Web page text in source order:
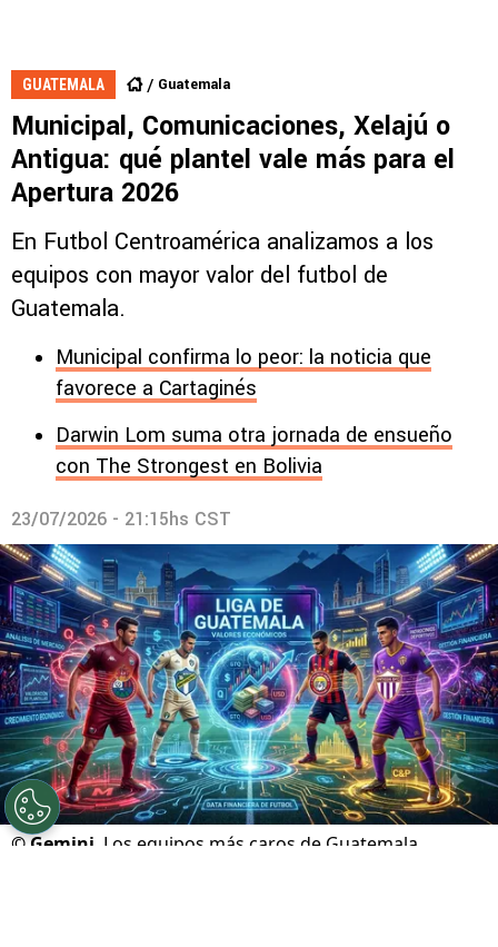
GUATEMALA Guatemala
⁠Municipal, Comunicaciones, Xelajú o
Antigua: qué plantel vale más para el
Apertura 2026
En Futbol Centroamérica analizamos a los
equipos con mayor valor del futbol de
Guatemala.
Municipal confirma lo peor: la noticia que
favorece a Cartaginés
Darwin Lom suma otra jornada de ensueño
con The Strongest en Bolivia
23/07/2026 - 21:15hs CST
©Gemini Los equipos más caros de Guatemala